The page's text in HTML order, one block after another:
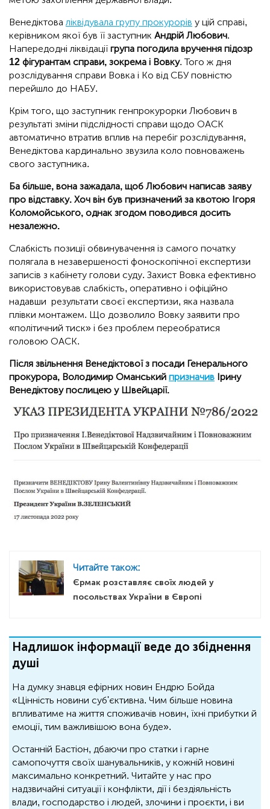
Венедіктова ліквідувала групу прокурорів у цій справі,
керівником якої був її заступник Андрій Любович.
Напередодні ліквідації група погодила вручення підозр
12 фігурантам справи, зокрема і Вовку. Того ж дня
розслідування справи Вовка і Ко від СБУ повністю
перейшло до НАБУ.
Крім того, що заступник генпрокурорки Любович в
результаті зміни підслідності справи щодо ОАСК
автоматично втратив вплив на перебіг розслідування,
Венедіктова кардинально звузила коло повноважень
свого заступника.
Ба більше, вона зажадала, щоб Любович написав заяву
про відставку. Хоч він був призначений за квотою Ігоря
Коломойського, однак згодом поводився досить
незалежно.
Слабкість позиції обвинувачення із самого початку
полягала в незавершеності фоноскопічної експертизи
записів з кабінету голови суду. Захист Вовка ефективно
використовував слабкість, оперативно і офіційно
надавши результати своєї експертизи, яка назвала
плівки монтажем. Що дозволило Вовку заявити про
«політичний тиск» і без проблем переобратися
головою ОАСК.
Після звільнення Венедіктової з посади Генерального
прокурора, Володимир Оманський призначив Ірину
Венедіктову послицею у Швейцарії.
Читайте також:
Єрмак розставляє своїх людей у
посольствах України в Європі
Надлишок інформації веде до збіднення
душі
На думку знавця ефірних новин Ендрю Бойда
«Цінність новини суб'єктивна. Чим більше новина
впливатиме на життя споживачів новин, їхні прибутки й
емоції, тим важливішою вона буде».
Останній Бастіон, дбаючи про статки і гарне
самопочуття своїх шанувальників, у кожній новині
максимально конкретний. Читайте у нас про
надзвичайні ситуації і конфлікти, дії і бездіяльність
влади, господарство і людей, злочини і проєкти, і ви